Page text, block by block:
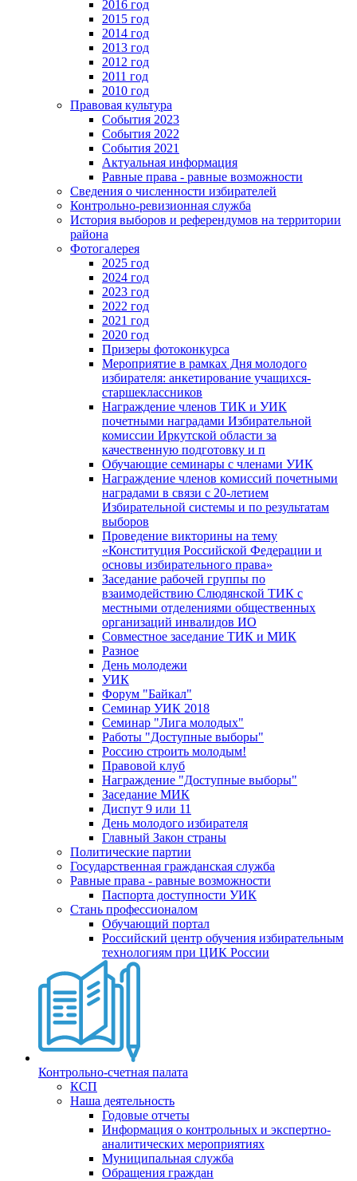
2016 год
2015 год
2014 год
2013 год
2012 год
2011 год
2010 год
Правовая культура
События 2023
События 2022
События 2021
Актуальная информация
Равные права - равные возможности
Сведения о численности избирателей
Контрольно-ревизионная служба
История выборов и референдумов на территории
района
Фотогалерея
2025 год
2024 год
2023 год
2022 год
2021 год
2020 год
Призеры фотоконкурса
Мероприятие в рамках Дня молодого
избирателя: анкетирование учащихся-
старшеклассников
Награждение членов ТИК и УИК
почетными наградами Избирательной
комиссии Иркутской области за
качественную подготовку и п
Обучающие семинары с членами УИК
Награждение членов комиссий почетными
наградами в связи с 20-летием
Избирательной системы и по результатам
выборов
Проведение викторины на тему
«Конституция Российской Федерации и
основы избирательного права»
Заседание рабочей группы по
взаимодействию Слюдянской ТИК с
местными отделениями общественных
организаций инвалидов ИО
Совместное заседание ТИК и МИК
Разное
День молодежи
УИК
Форум "Байкал"
Семинар УИК 2018
Семинар "Лига молодых"
Работы "Доступные выборы"
Россию строить молодым!
Правовой клуб
Награждение "Доступные выборы"
Заседание МИК
Диспут 9 или 11
День молодого избирателя
Главный Закон страны
Политические партии
Государственная гражданская служба
Равные права - равные возможности
Паспорта доступности УИК
Стань профессионалом
Обучающий портал
Российский центр обучения избирательным
технологиям при ЦИК России
Контрольно-счетная палата
КСП
Наша деятельность
Годовые отчеты
Информация о контрольных и экспертно-
аналитических мероприятиях
Муниципальная служба
Обращения граждан